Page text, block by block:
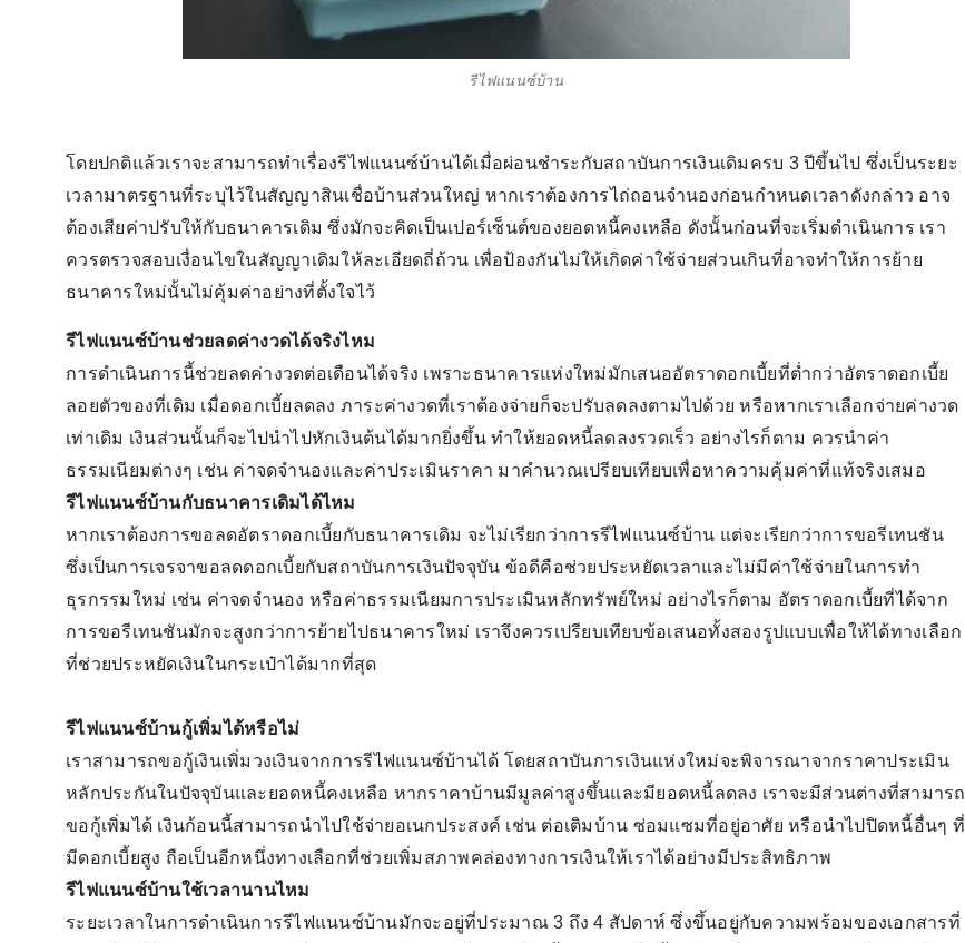
รีไฟแนนซ์บ้าน
โดยปกติแล้วเราจะสามารถทำเรื่องรีไฟแนนซ์บ้านได้เมื่อผ่อนชำระกับสถาบันการเงินเดิมครบ 3 ปีขึ้นไป ซึ่งเป็นระยะ
เวลามาตรฐานที่ระบุไว้ในสัญญาสินเชื่อบ้านส่วนใหญ่ หากเราต้องการไถ่ถอนจำนองก่อนกำหนดเวลาดังกล่าว อาจ
ต้องเสียค่าปรับให้กับธนาคารเดิม ซึ่งมักจะคิดเป็นเปอร์เซ็นต์ของยอดหนี้คงเหลือ ดังนั้นก่อนที่จะเริ่มดำเนินการ เรา
ควรตรวจสอบเงื่อนไขในสัญญาเดิมให้ละเอียดถี่ถ้วน เพื่อป้องกันไม่ให้เกิดค่าใช้จ่ายส่วนเกินที่อาจทำให้การย้าย
ธนาคารใหม่นั้นไม่คุ้มค่าอย่างที่ตั้งใจไว้
รีไฟแนนซ์บ้านช่วยลดค่างวดได้จริงไหม
การดำเนินการนี้ช่วยลดค่างวดต่อเดือนได้จริง เพราะธนาคารแห่งใหม่มักเสนออัตราดอกเบี้ยที่ต่ำกว่าอัตราดอกเบี้ย
ลอยตัวของที่เดิม เมื่อดอกเบี้ยลดลง ภาระค่างวดที่เราต้องจ่ายก็จะปรับลดลงตามไปด้วย หรือหากเราเลือกจ่ายค่างวด
เท่าเดิม เงินส่วนนั้นก็จะไปนำไปหักเงินต้นได้มากยิ่งขึ้น ทำให้ยอดหนี้ลดลงรวดเร็ว อย่างไรก็ตาม ควรนำค่า
ธรรมเนียมต่างๆ เช่น ค่าจดจำนองและค่าประเมินราคา มาคำนวณเปรียบเทียบเพื่อหาความคุ้มค่าที่แท้จริงเสมอ
รีไฟแนนซ์บ้านกับธนาคารเดิมได้ไหม
หากเราต้องการขอลดอัตราดอกเบี้ยกับธนาคารเดิม จะไม่เรียกว่าการรีไฟแนนซ์บ้าน แต่จะเรียกว่าการขอรีเทนชัน
ซึ่งเป็นการเจรจาขอลดดอกเบี้ยกับสถาบันการเงินปัจจุบัน ข้อดีคือช่วยประหยัดเวลาและไม่มีค่าใช้จ่ายในการทำ
ธุรกรรมใหม่ เช่น ค่าจดจำนอง หรือค่าธรรมเนียมการประเมินหลักทรัพย์ใหม่ อย่างไรก็ตาม อัตราดอกเบี้ยที่ได้จาก
การขอรีเทนชันมักจะสูงกว่าการย้ายไปธนาคารใหม่ เราจึงควรเปรียบเทียบข้อเสนอทั้งสองรูปแบบเพื่อให้ได้ทางเลือก
ที่ช่วยประหยัดเงินในกระเป๋าได้มากที่สุด
รีไฟแนนซ์บ้านกู้เพิ่มได้หรือไม่
เราสามารถขอกู้เงินเพิ่มวงเงินจากการรีไฟแนนซ์บ้านได้ โดยสถาบันการเงินแห่งใหม่จะพิจารณาจากราคาประเมิน
หลักประกันในปัจจุบันและยอดหนี้คงเหลือ หากราคาบ้านมีมูลค่าสูงขึ้นและมียอดหนี้ลดลง เราจะมีส่วนต่างที่สามารถ
ขอกู้เพิ่มได้ เงินก้อนนี้สามารถนำไปใช้จ่ายอเนกประสงค์ เช่น ต่อเติมบ้าน ซ่อมแซมที่อยู่อาศัย หรือนำไปปิดหนี้อื่นๆ ที่
มีดอกเบี้ยสูง ถือเป็นอีกหนึ่งทางเลือกที่ช่วยเพิ่มสภาพคล่องทางการเงินให้เราได้อย่างมีประสิทธิภาพ
รีไฟแนนซ์บ้านใช้เวลานานไหม
ระยะเวลาในการดำเนินการรีไฟแนนซ์บ้านมักจะอยู่ที่ประมาณ 3 ถึง 4 สัปดาห์ ซึ่งขึ้นอยู่กับความพร้อมของเอกสารที่